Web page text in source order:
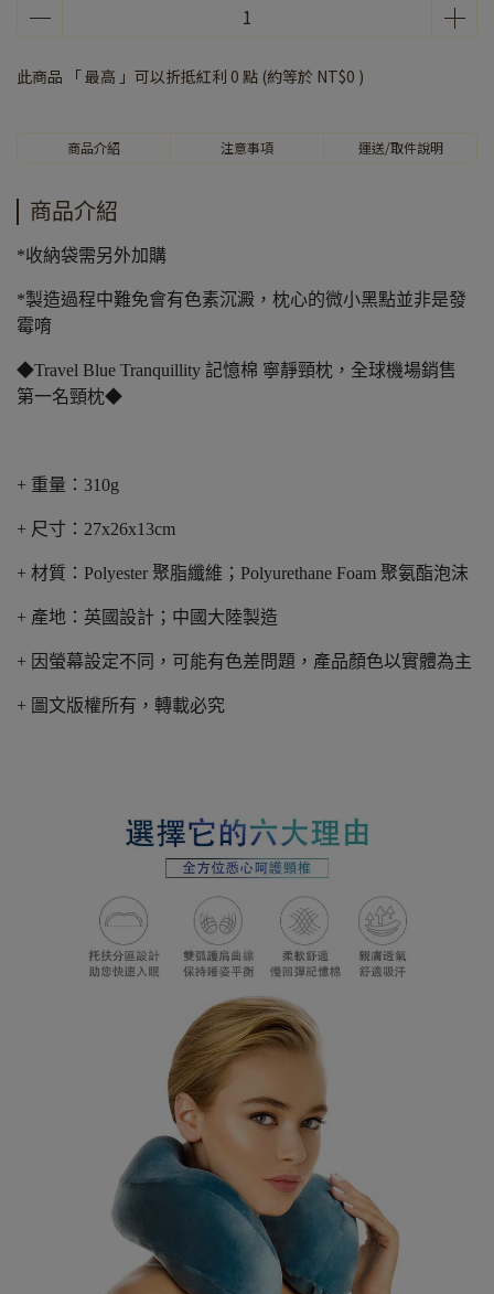
此商品 「 最高 」可以折抵紅利 0 點 (約等於 NT$0 )
商品介紹 注意事項 運送/取件說明
商品介紹
*收納袋需另外加購
*製造過程中難免會有色素沉澱，枕心的微小黑點並非是發
霉唷
◆Travel Blue Tranquillity 記憶棉 寧靜頸枕，全球機場銷售
第一名頸枕◆
+ 重量：310g
+ 尺寸：27x26x13cm
+ 材質：Polyester 聚脂纖維；Polyurethane Foam 聚氨酯泡沫
+ 產地：英國設計；中國大陸製造
+ 因螢幕設定不同，可能有色差問題，產品顏色以實體為主
+ 圖文版權所有，轉載必究